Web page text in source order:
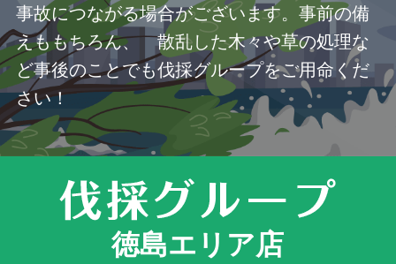
事故につながる場合がございます。事前の備
えももちろん、 散乱した木々や草の処理な
ど事後のことでも伐採グループをご用命くだ
さい！
徳島エリア店